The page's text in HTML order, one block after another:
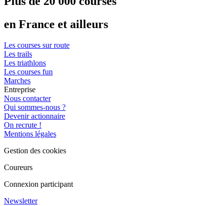
en France et ailleurs
Les courses sur route
Les trails
Les triathlons
Les courses fun
Marches
Entreprise
Nous contacter
Qui sommes-nous ?
Devenir actionnaire
On recrute !
Mentions légales
Gestion des cookies
Coureurs
Connexion participant
Newsletter